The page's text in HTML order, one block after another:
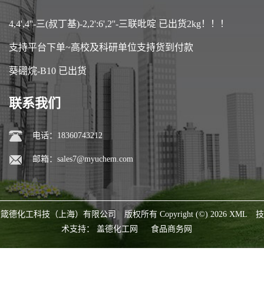
4,4',4''-三(叔丁基)-2,2':6',2''-三联吡啶 已出货2kg！！！
支持平台下单~高校及科研单位支持货到付款
葵硼烷-B10 已出货
联系我们
电话：18360743212
邮箱： sales7@myuchem.com
箴德化工科技（上海）有限公司 版权所有 Copyright (©) 2026 XML
技
术支持： 盖德化工网 食品商务网